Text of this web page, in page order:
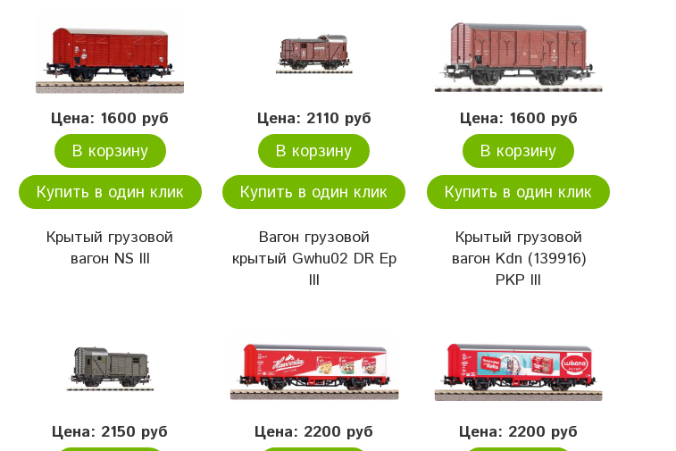
Цена: 1600 руб
В корзину
Купить в один клик
Крытый грузовой
вагон NS III
Цена: 2110 руб
В корзину
Купить в один клик
Вагон грузовой
крытый Gwhu02 DR Ep
III
Цена: 1600 руб
В корзину
Купить в один клик
Крытый грузовой
вагон Kdn (139916)
PKP III
Цена: 2150 руб
Цена: 2200 руб
Цена: 2200 руб